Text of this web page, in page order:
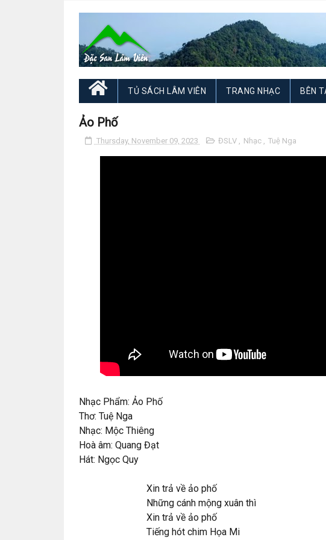
TỦ SÁCH LÂM VIÊN TRANG NHẠC BÊN
Ảo Phố
Thursday, November 09, 2023 ĐSLV , Nhạc , Tuệ Nga
Nhạc Phẩm: Ảo Phố
Thơ: Tuệ Nga
Nhạc: Mộc Thiêng
Hoà âm: Quang Đạt
Hát: Ngọc Quy
Xin trả về ảo phố
Những cánh mộng xuân thì
Xin trả về ảo phố
Tiếng hót chim Họa Mi